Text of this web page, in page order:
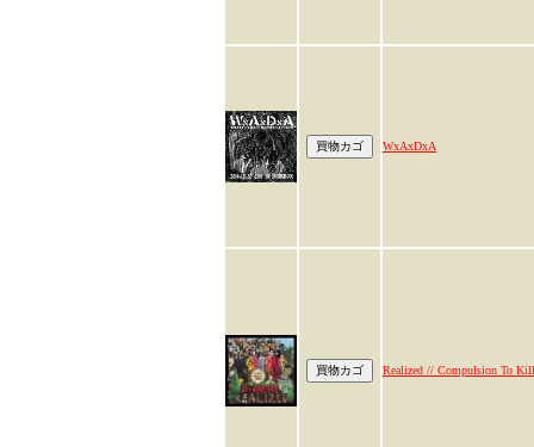
WxAxDxA
Realized // Compulsion To Kill